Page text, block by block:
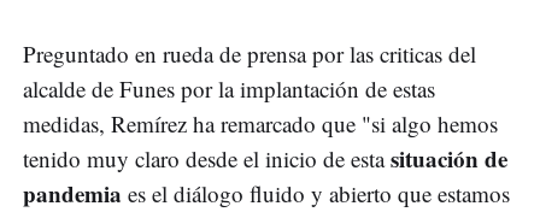
Preguntado en rueda de prensa por las criticas del
alcalde de Funes por la implantación de estas
medidas, Remírez ha remarcado que "si algo hemos
tenido muy claro desde el inicio de estasituación de
pandemia es el diálogo fluido y abierto que estamos